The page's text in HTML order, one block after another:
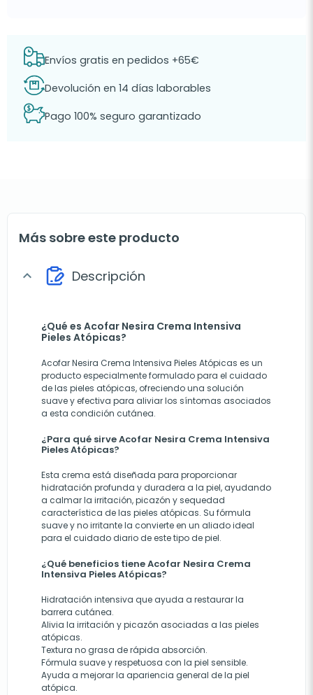
Envíos gratis en pedidos +65€
Devolución en 14 días laborables
Pago 100% seguro garantizado
Más sobre este producto
expand_more Descripción
¿Qué es Acofar Nesira Crema Intensiva
Pieles Atópicas?
Acofar Nesira Crema Intensiva Pieles Atópicas es un
producto especialmente formulado para el cuidado
de las pieles atópicas, ofreciendo una solución
suave y efectiva para aliviar los síntomas asociados
a esta condición cutánea.
¿Para qué sirve Acofar Nesira Crema Intensiva
Pieles Atópicas?
Esta crema está diseñada para proporcionar
hidratación profunda y duradera a la piel, ayudando
a calmar la irritación, picazón y sequedad
característica de las pieles atópicas. Su fórmula
suave y no irritante la convierte en un aliado ideal
para el cuidado diario de este tipo de piel.
¿Qué beneficios tiene Acofar Nesira Crema
Intensiva Pieles Atópicas?
Hidratación intensiva que ayuda a restaurar la
barrera cutánea.
Alivia la irritación y picazón asociadas a las pieles
atópicas.
Textura no grasa de rápida absorción.
Fórmula suave y respetuosa con la piel sensible.
Ayuda a mejorar la apariencia general de la piel
atópica.